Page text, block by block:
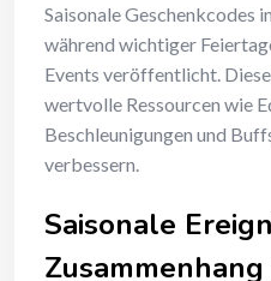
Saisonale Geschenkcodes
während wichtiger
Events veröffentlicht.
wertvolle Ressourcen wie
Beschleunigungen und
verbessern.
Saisonale